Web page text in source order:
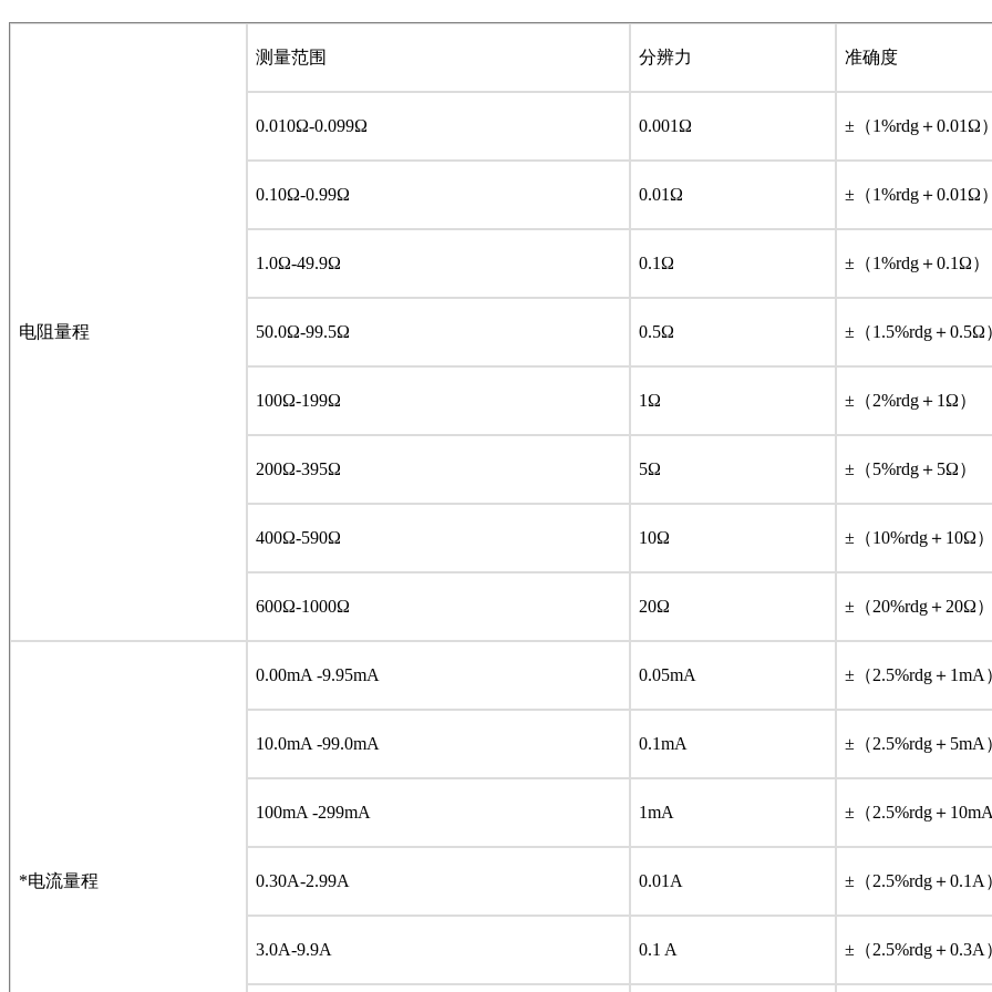
电阻量程
测量范围 分辨力 准确度
0.010Ω-0.099Ω 0.001Ω ±（1%rdg＋0.01Ω）
0.10Ω-0.99Ω 0.01Ω ±（1%rdg＋0.01Ω）
1.0Ω-49.9Ω 0.1Ω ±（1%rdg＋0.1Ω）
50.0Ω-99.5Ω 0.5Ω ±（1.5%rdg＋0.5Ω
100Ω-199Ω 1Ω ±（2%rdg＋1Ω）
200Ω-395Ω 5Ω ±（5%rdg＋5Ω）
400Ω-590Ω 10Ω ±（10%rdg＋10Ω）
600Ω-1000Ω 20Ω ±（20%rdg＋20Ω）
*电流量程
0.00mA -9.95mA 0.05mA ±（2.5%rdg＋1mA
10.0mA -99.0mA 0.1mA ±（2.5%rdg＋5mA
100mA -299mA 1mA ±（2.5%rdg＋10mA
0.30A-2.99A 0.01A ±（2.5%rdg＋0.1A
3.0A-9.9A 0.1 A ±（2.5%rdg＋0.3A